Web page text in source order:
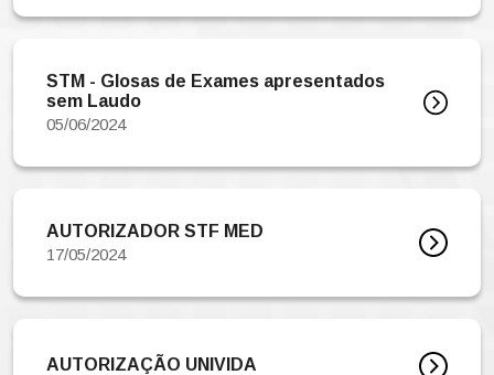
STM - Glosas de Exames apresentados
sem Laudo
05/06/2024
AUTORIZADOR STF MED
17/05/2024
AUTORIZAÇÃO UNIVIDA